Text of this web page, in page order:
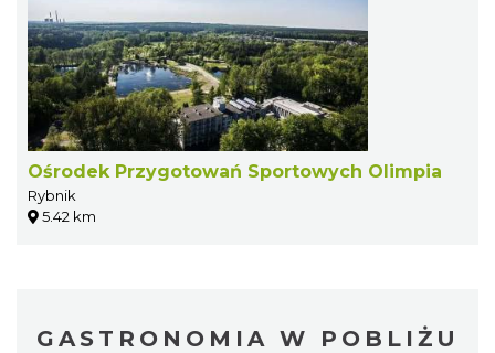
Ośrodek Przygotowań Sportowych Olimpia
Rybnik
5.42 km
GASTRONOMIA W POBLIŻU